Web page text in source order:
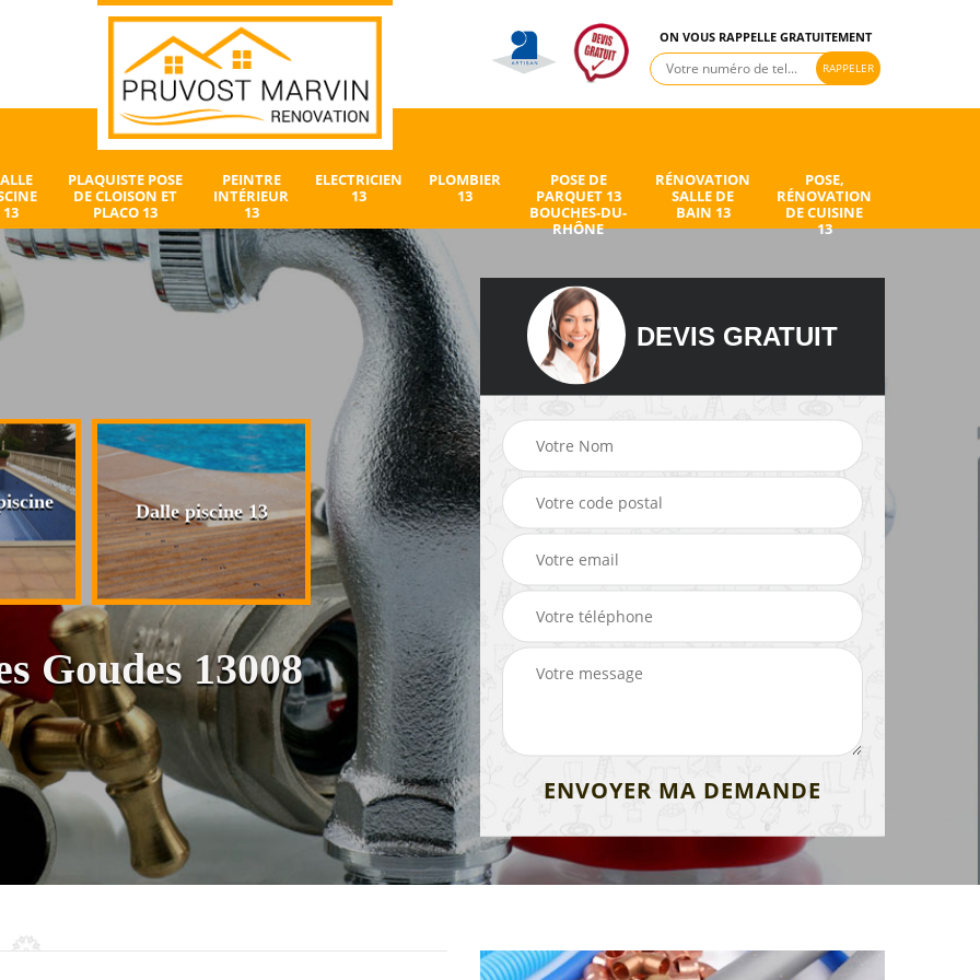
ON VOUS RAPPELLE GRATUITEMENT
13
PLAQUISTE POSE
DE CLOISON ET
PLACO 13
PEINTRE
INTÉRIEUR
13
ELECTRICIEN
13
PLOMBIER
13
POSE DE
PARQUET 13
BOUCHES-DU-
RHÔNE
RÉNOVATION
SALLE DE
BAIN 13
POSE,
RÉNOVATION
DE CUISINE
13
Dalle piscine 13
Plaquiste pose de
cloison et placo 13
Peintre intérieur 13 Electricien 13
Goudes 13008
DEVIS GRATUIT